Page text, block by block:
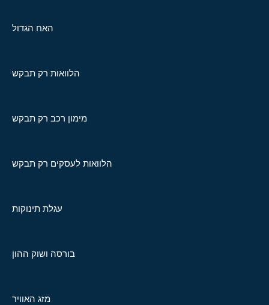
האח הגדול
הלוואות רק תבקש
מימון רכב רק תבקש
הלוואות לעסקים רק תבקש
עגלת תינוקות
בורסה ושוק ההון
מזג האוויר